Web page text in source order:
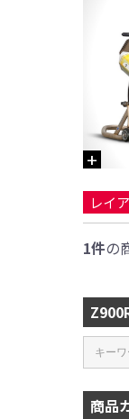
レイ
1件の
商品